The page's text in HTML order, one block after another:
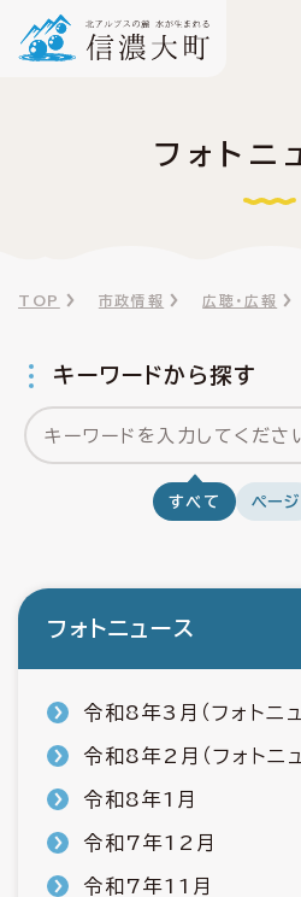
フォトニ
TOP 市政情報 広聴・広報
キーワードから探す
すべて ページ
フォトニュース
令和8年3月（フォトニュ
令和8年2月（フォトニュ
令和8年1月
令和7年12月
令和7年11月